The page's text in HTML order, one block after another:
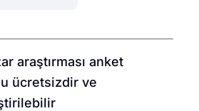
araştırması anket
ücretsizdir ve